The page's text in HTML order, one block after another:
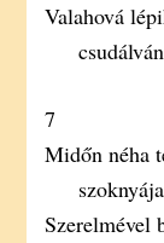
Valahová
7
Midőn néha
szoknyája
Szerelmével